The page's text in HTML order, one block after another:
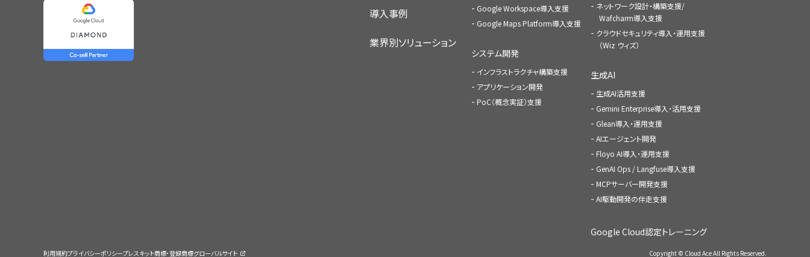
導入事例
業界別ソリューション
Google Workspace導入支援
Google Maps Platform導入支援
システム開発
インフラストラクチャ構築支援
アプリケーション開発
PoC（概念実証）支援
ネットワーク設計・構築支援/
Wafcharm導入支援
クラウドセキュリティ導入・運用支援
（Wiz ウィズ）
生成AI
生成AI活用支援
Gemini Enterprise導入・活用支援
Glean導入・運用支援
AIエージェント開発
Floyo AI導入・運用支援
GenAI Ops / Langfuse導入支援
MCPサーバー開発支援
AI駆動開発の伴走支援
Google Cloud認定トレーニング
利用規約プライバシーポリシープレスキット商標・登録商標グローバルサイト Copyright © Cloud Ace All Rights Reserved.